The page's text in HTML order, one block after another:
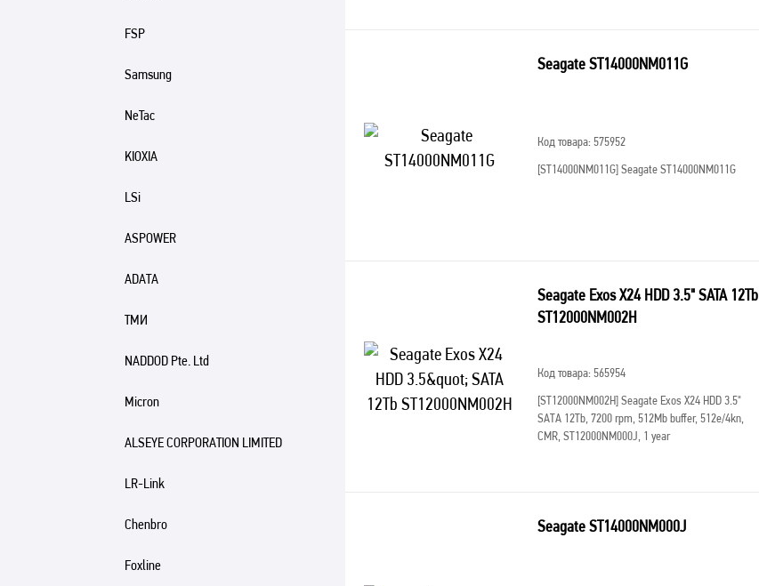
FSP
Samsung
NeTac
KIOXIA
LSi
ASPOWER
ADATA
ТМИ
NADDOD Pte. Ltd
Micron
ALSEYE CORPORATION LIMITED
LR-Link
Chenbro
Foxline
Seagate ST14000NM011G
Код товара: 575952
[ST14000NM011G]Seagate ST14000NM011G
Seagate Exos X24 HDD 3.5" SATA 12Tb
ST12000NM002H
Код товара: 565954
[ST12000NM002H]Seagate Exos X24 HDD 3.5"
SATA 12Tb, 7200 rpm, 512Mb buffer, 512e/4kn,
CMR, ST12000NM000J, 1 year
Seagate ST14000NM000J